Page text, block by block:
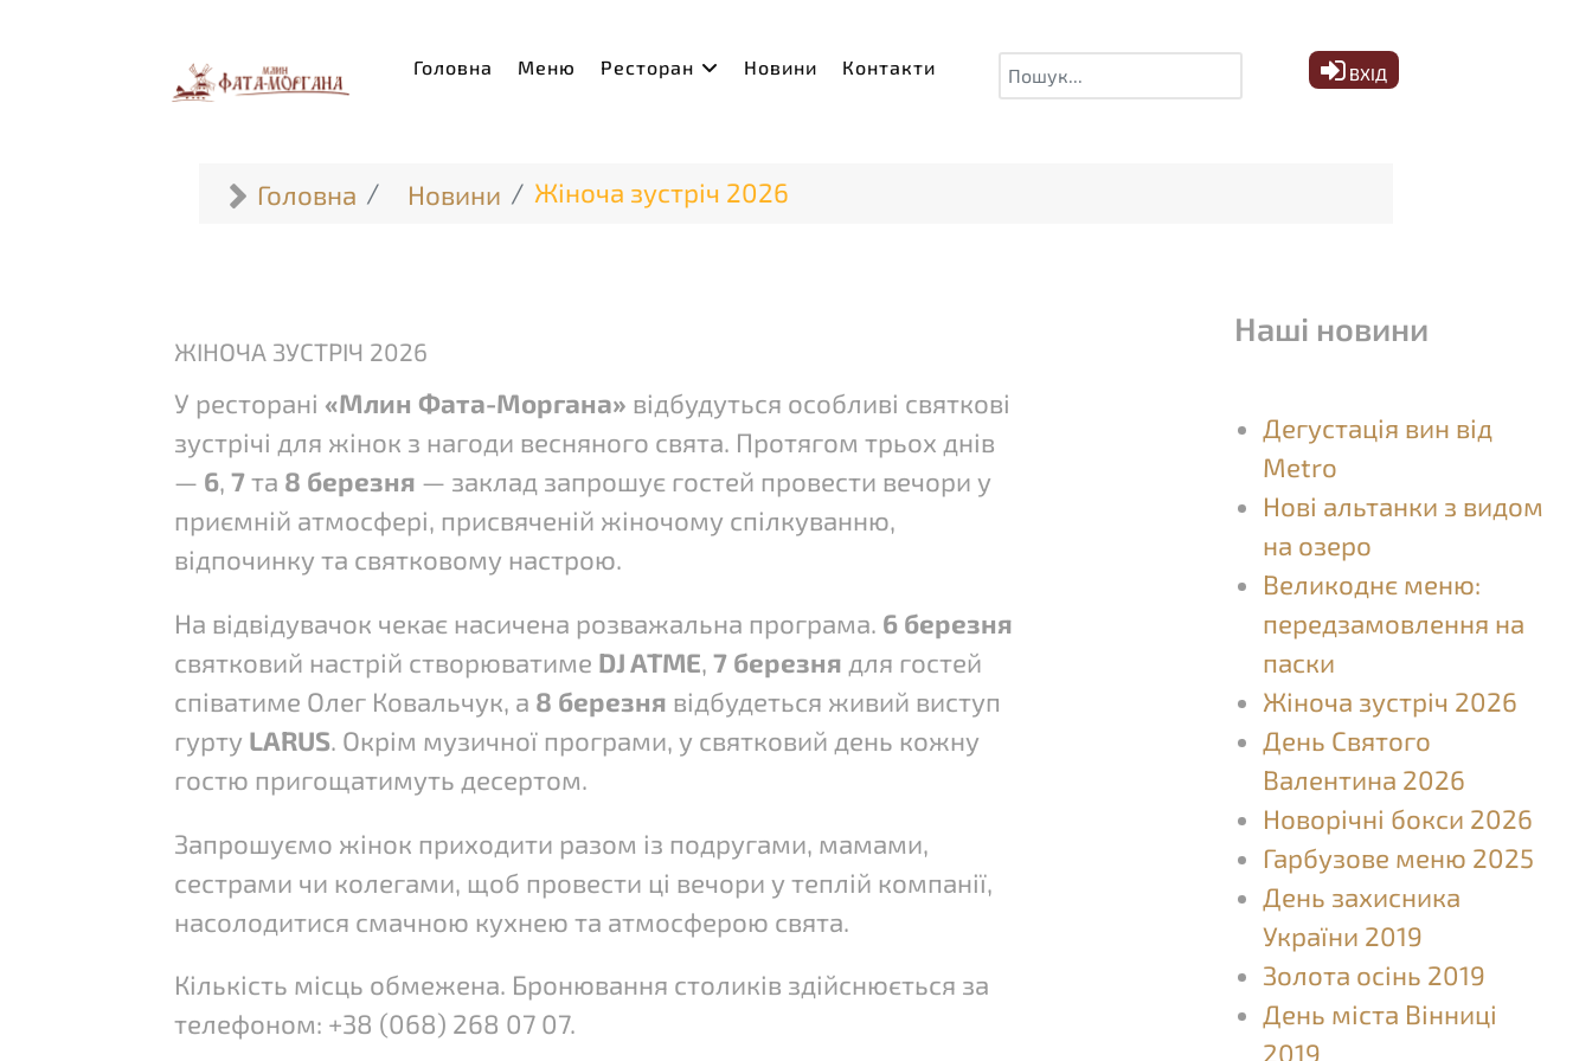
Головна Меню Ресторан Новини Контакти Пошук ВХІД
Головна Новини Жіноча зустріч 2026
ЖІНОЧА ЗУСТРІЧ 2026
У ресторані «Млин Фата-Моргана» відбудуться особливі святкові
зустрічі для жінок з нагоди весняного свята. Протягом трьох днів
— 6, 7та 8 березня — заклад запрошує гостей провести вечори у
приємній атмосфері, присвяченій жіночому спілкуванню,
відпочинку та святковому настрою.
На відвідувачок чекає насичена розважальна програма. 6 березня
святковий настрій створюватиме DJ ATME, 7 березня для гостей
співатиме Олег Ковальчук, а 8 березня відбудеться живий виступ
гурту LARUS. Окрім музичної програми, у святковий день кожну
гостю пригощатимуть десертом.
Запрошуємо жінок приходити разом із подругами, мамами,
сестрами чи колегами, щоб провести ці вечори у теплій компанії,
насолодитися смачною кухнею та атмосферою свята.
Кількість місць обмежена. Бронювання столиків здійснюється за
телефоном: +38 (068) 268 07 07.
Наші новини
Дегустація вин від
Metro
Нові альтанки з видом
на озеро
Великоднє меню:
передзамовлення на
паски
Жіноча зустріч 2026
День Святого
Валентина 2026
Новорічні бокси 2026
Гарбузове меню 2025
День захисника
України 2019
Золота осінь 2019
День міста Вінниці
2019